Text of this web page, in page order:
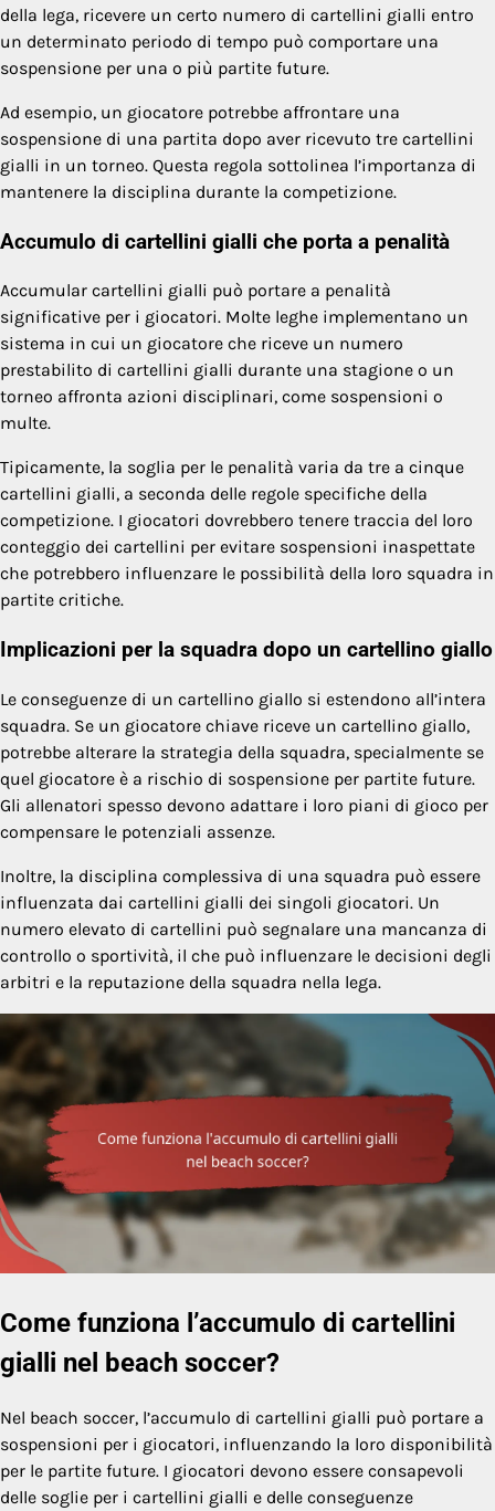
della lega, ricevere un certo numero di cartellini gialli entro
un determinato periodo di tempo può comportare una
sospensione per una o più partite future.
Ad esempio, un giocatore potrebbe affrontare una
sospensione di una partita dopo aver ricevuto tre cartellini
gialli in un torneo. Questa regola sottolinea l’importanza di
mantenere la disciplina durante la competizione.
Accumulo di cartellini gialli che porta a penalità
Accumular cartellini gialli può portare a penalità
significative per i giocatori. Molte leghe implementano un
sistema in cui un giocatore che riceve un numero
prestabilito di cartellini gialli durante una stagione o un
torneo affronta azioni disciplinari, come sospensioni o
multe.
Tipicamente, la soglia per le penalità varia da tre a cinque
cartellini gialli, a seconda delle regole specifiche della
competizione. I giocatori dovrebbero tenere traccia del loro
conteggio dei cartellini per evitare sospensioni inaspettate
che potrebbero influenzare le possibilità della loro squadra in
partite critiche.
Implicazioni per la squadra dopo un cartellino giallo
Le conseguenze di un cartellino giallo si estendono all’intera
squadra. Se un giocatore chiave riceve un cartellino giallo,
potrebbe alterare la strategia della squadra, specialmente se
quel giocatore è a rischio di sospensione per partite future.
Gli allenatori spesso devono adattare i loro piani di gioco per
compensare le potenziali assenze.
Inoltre, la disciplina complessiva di una squadra può essere
influenzata dai cartellini gialli dei singoli giocatori. Un
numero elevato di cartellini può segnalare una mancanza di
controllo o sportività, il che può influenzare le decisioni degli
arbitri e la reputazione della squadra nella lega.
Come funziona l’accumulo di cartellini
gialli nel beach soccer?
Nel beach soccer, l’accumulo di cartellini gialli può portare a
sospensioni per i giocatori, influenzando la loro disponibilità
per le partite future. I giocatori devono essere consapevoli
delle soglie per i cartellini gialli e delle conseguenze